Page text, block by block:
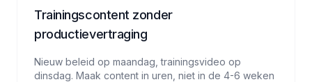
Trainingscontent zonder
productievertraging
Nieuw beleid op maandag, trainingsvideo op
dinsdag. Maak content in uren, niet in de 4-6 weken